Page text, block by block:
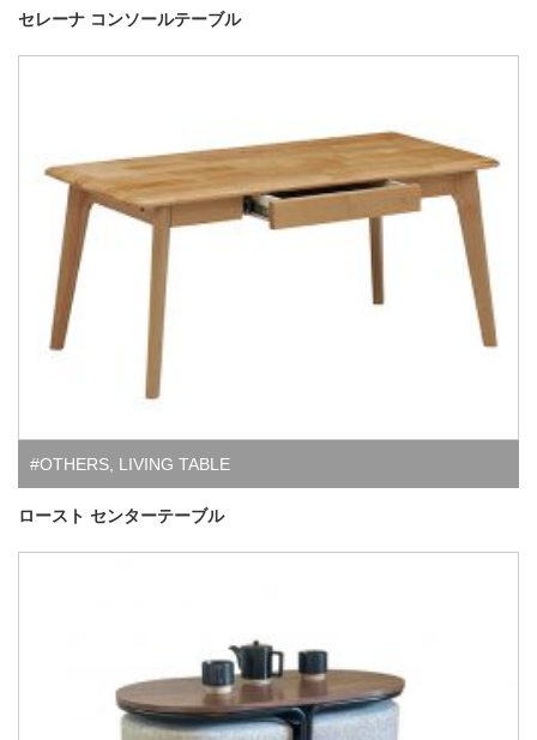
セレーナ コンソールテーブル
#OTHERS LIVING TABLE
ロースト センターテーブル